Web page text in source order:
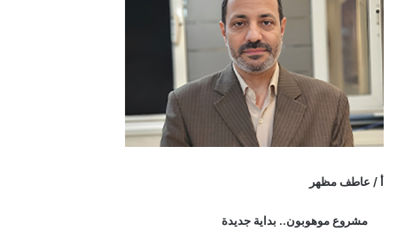
أ / عاطف مظهر
مشروع موهوبون.. بداية جديدة